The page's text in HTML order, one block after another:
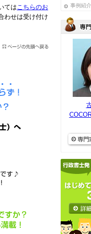
ては こちらのお
わせは受け付け
事例紹